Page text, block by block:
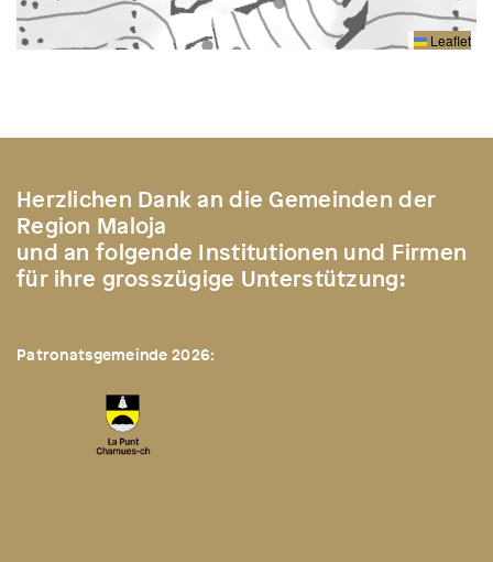
Leaflet
Herzlichen Dank an die Gemeinden der
Region Maloja
und an folgende Institutionen und Firmen
für ihre grosszügige Unterstützung:
Patronatsgemeinde 2026: